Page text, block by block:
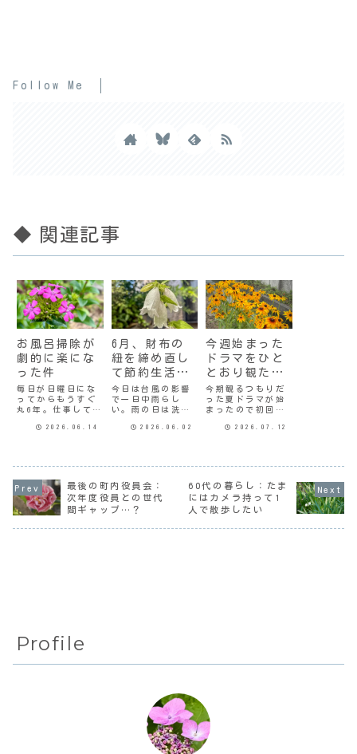
Follow Me
◆ 関連記事
お風呂掃除が
劇的に楽にな
った件
毎日が日曜日にな
ってからもうすぐ
丸6年。仕事してた
時間があるはずな
ごろ。ズボラなわ
たしだけど、でき
れば綺麗な環境に
身を置きたい。汚
2026.06.14
6月、財布の
紐を締め直し
て節約生活を
楽しむ
今日は台風の影響
で一日中雨らし
い。雨の日は洗濯
ちょっとゆったり
外の支出とかイベ
ントとかあると、
ついつい「仕方な
いわ〜」と思って
2026.06.02
今週始まった
ドラマをひと
とおり観た結
果
今期観るつもりだ
った夏ドラマが始
まったので初回を
らノワール元刑事
か。知識は豊富だ
けど空気読めない
感じの白石が、学
問だけでは計り知
2026.07.12
最後の町内役員会：
次年度役員との世代
間ギャップ…？
60代の暮らし：たま
にはカメラ持って1
人で散歩したい
Profile